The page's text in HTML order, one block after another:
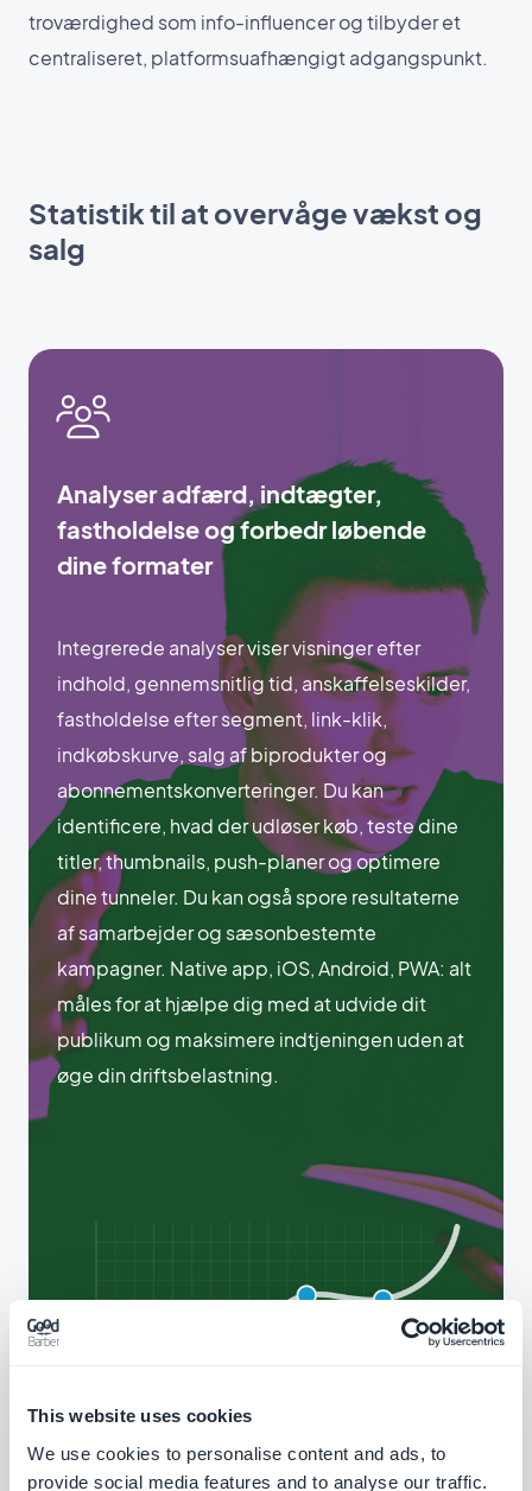
This website uses cookies
We use cookies to personalise content and ads, to
provide social media features and to analyse our traffic.
troværdighed som info-influencer og tilbyder et
centraliseret, platformsuafhængigt adgangspunkt.
Statistik til at overvåge vækst og
salg
Analyser adfærd, indtægter,
fastholdelse og forbedr løbende
dine formater
Integrerede analyser viser visninger efter
indhold, gennemsnitlig tid, anskaffelseskilder,
fastholdelse efter segment, link-klik,
indkøbskurve, salg af biprodukter og
abonnementskonverteringer. Du kan
identificere, hvad der udløser køb, teste dine
titler, thumbnails, push-planer og optimere
dine tunneler. Du kan også spore resultaterne
af samarbejder og sæsonbestemte
kampagner. Native app, iOS, Android, PWA: alt
måles for at hjælpe dig med at udvide dit
publikum og maksimere indtjeningen uden at
øge din driftsbelastning.